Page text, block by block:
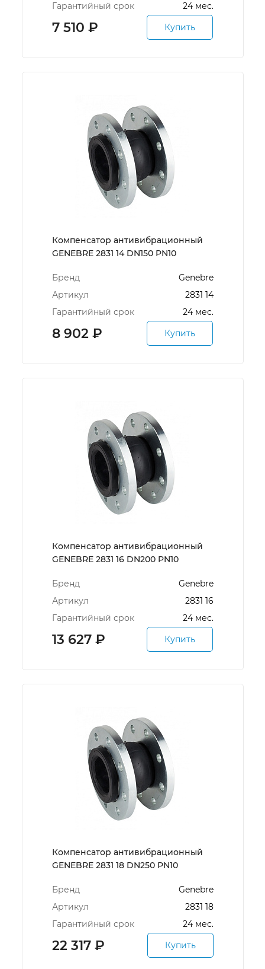
Гарантийный срок
24 мес.
7 510 ₽ Купить
Компенсатор антивибрационный
GENEBRE 2831 14 DN150 PN10
Бренд
Genebre
Артикул
2831 14
Гарантийный срок
24 мес.
8 902₽ Купить
Компенсатор антивибрационный
GENEBRE 2831 16 DN200 PN10
Бренд
Genebre
Артикул
2831 16
Гарантийный срок
24 мес.
13 627₽ Купить
Компенсатор антивибрационный
GENEBRE 2831 18 DN250 PN10
Бренд
Genebre
Артикул
2831 18
Гарантийный срок
24 мес.
22 317₽ Купить